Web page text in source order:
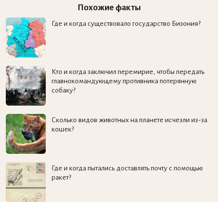
Похожие факты
Где и когда существовало государство Бизония?
Кто и когда заключил перемирие, чтобы передать
главнокомандующему противника потерянную
собаку?
Сколько видов животных на планете исчезли из-за
кошек?
Где и когда пытались доставлять почту с помощью
ракет?